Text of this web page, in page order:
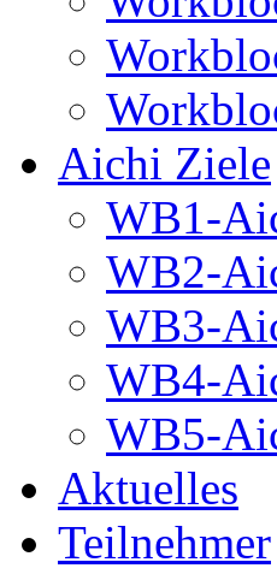
Aichi Ziele
WB1-
WB2-
WB3-
WB4-
WB5-
Aktuelles
Teilnehmer